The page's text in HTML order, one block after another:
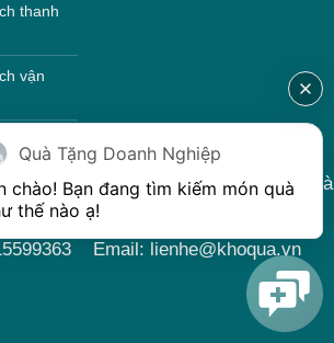
thanh
vận
làng nghề, Bát Tràng, Gia Lâm, Hà
Nội, Việt Nam
Email: lienhe@khoqua.vn
Quà Tặng Doanh Nghiệp
chào! Bạn đang tìm kiếm món quà
thế nào ạ!